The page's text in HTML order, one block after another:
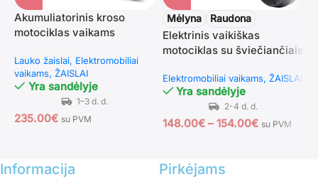
Akumuliatorinis kroso
motociklas vaikams
Lauko žaislai Elektromobiliai
vaikams ŽAISLAI
Yra sandėlyje
235.00€ su PVM
Mėlyna Raudona
Elektrinis vaikiškas
motociklas su šviečiančiais
režimais 1,5–5 metų
vaikams
Elektromobiliai vaikams ŽAISLAI
Yra sandėlyje
148.00€ – 154.00€ su PVM
Informacija Pirkėjams